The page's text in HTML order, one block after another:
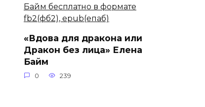
«Вдова для дракона или
Дракон без лица» Елена
Байм
0 239